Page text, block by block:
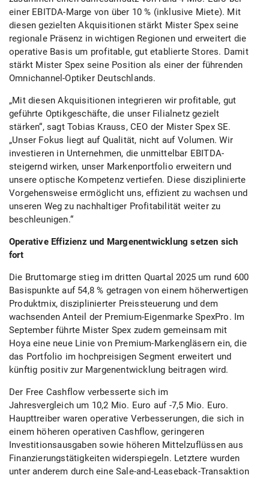
einer EBITDA-Marge von über 10 % (inklusive Miete). Mit
diesen gezielten Akquisitionen stärkt Mister Spex seine
regionale Präsenz in wichtigen Regionen und erweitert die
operative Basis um profitable, gut etablierte Stores. Damit
stärkt Mister Spex seine Position als einer der führenden
Omnichannel-Optiker Deutschlands.
„Mit diesen Akquisitionen integrieren wir profitable, gut
geführte Optikgeschäfte, die unser Filialnetz gezielt
stärken“, sagt Tobias Krauss, CEO der Mister Spex SE.
„Unser Fokus liegt auf Qualität, nicht auf Volumen. Wir
investieren in Unternehmen, die unmittelbar EBITDA-
steigernd wirken, unser Markenportfolio erweitern und
unsere optische Kompetenz vertiefen. Diese disziplinierte
Vorgehensweise ermöglicht uns, effizient zu wachsen und
unseren Weg zu nachhaltiger Profitabilität weiter zu
beschleunigen.“
Operative Effizienz und Margenentwicklung setzen sich
fort
Die Bruttomarge stieg im dritten Quartal 2025 um rund 600
Basispunkte auf 54,8 % getragen von einem höherwertigen
Produktmix, disziplinierter Preissteuerung und dem
wachsenden Anteil der Premium-Eigenmarke SpexPro. Im
September führte Mister Spex zudem gemeinsam mit
Hoya eine neue Linie von Premium-Markengläsern ein, die
das Portfolio im hochpreisigen Segment erweitert und
künftig positiv zur Margenentwicklung beitragen wird.
Der Free Cashflow verbesserte sich im
Jahresvergleich um 10,2 Mio. Euro auf -7,5 Mio. Euro.
Haupttreiber waren operative Verbesserungen, die sich in
einem höheren operativen Cashflow, geringeren
Investitionsausgaben sowie höheren Mittelzuflüssen aus
Finanzierungstätigkeiten widerspiegeln. Letztere wurden
unter anderem durch eine Sale-and-Leaseback-Transaktion